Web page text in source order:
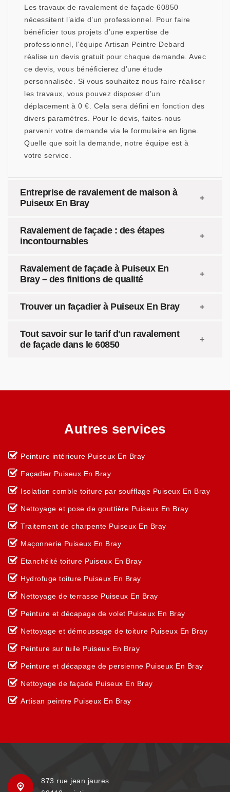
Les travaux de ravalement de façade 60850
nécessitent l’aide d’un professionnel. Pour faire
bénéficier tous projets d’une expertise de
professionnel, l’équipe Artisan Peintre Debard
réalise un devis gratuit pour chaque demande. Avec
ce devis, vous bénéficierez d’une étude
personnalisée. Si vous souhaitez nous faire réaliser
les travaux, vous pouvez disposer d’un
déplacement à 0 €. Cela sera défini en fonction des
divers paramètres. Pour le devis, faites-nous
parvenir votre demande via le formulaire en ligne.
Quelle que soit la demande, notre équipe est à
votre service.
Entreprise de ravalement de maison à
Puiseux En Bray
Ravalement de façade : des étapes
incontournables
Ravalement de façade à Puiseux En
Bray – des finitions de qualité
Trouver un façadier à Puiseux En Bray
Tout savoir sur le tarif d'un ravalement
de façade dans le 60850
Autres services
Peinture intérieure Puiseux En Bray
Façadier Puiseux En Bray
Isolation comble toiture par soufflage Puiseux En Bray
Nettoyage et pose de gouttière Puiseux En Bray
Traitement de charpente Puiseux En Bray
Maçonnerie Puiseux En Bray
Etanchéité toiture Puiseux En Bray
Hydrofuge toiture Puiseux En Bray
Nettoyage de terrasse Puiseux En Bray
Peinture et décapage de volet Puiseux En Bray
Nettoyage et démoussage de toiture Puiseux En Bray
Peinture sur tuile Puiseux En Bray
Peinture et décapage de persienne Puiseux En Bray
Nettoyage de façade Puiseux En Bray
Artisan peintre Puiseux En Bray
873 rue jean jaures